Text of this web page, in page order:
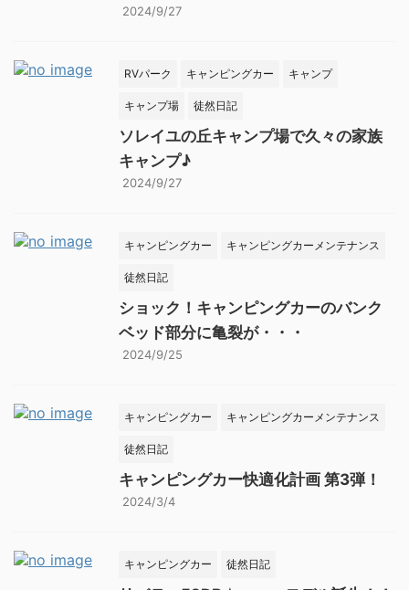
2024/9/27
RVパーク キャンピングカー キャンプ
キャンプ場 徒然日記
ソレイユの丘キャンプ場で久々の家族
キャンプ♪
2024/9/27
キャンピングカー キャンピングカーメンテナンス
徒然日記
ショック！キャンピングカーのバンク
ベッド部分に亀裂が・・・
2024/9/25
キャンピングカー キャンピングカーメンテナンス
徒然日記
キャンピングカー快適化計画 第3弾！
2024/3/4
キャンピングカー 徒然日記